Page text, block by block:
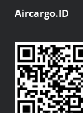
Aircargo.ID